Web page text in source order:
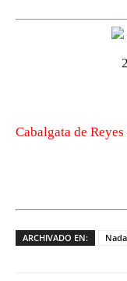
Cabalgata de
ARCHIVADO EN: